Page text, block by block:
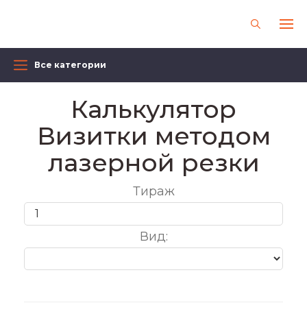
Все категории
Калькулятор
Визитки методом
лазерной резки
Тираж
Вид: